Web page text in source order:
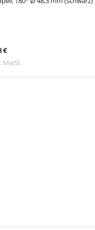
€
MwSt.